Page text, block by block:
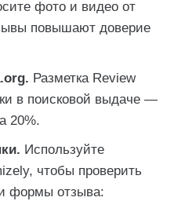
фото и видео от
повышают доверие
Разметка Review
в поисковой выдаче —
20%.
Используйте
чтобы проверить
формы отзыва: